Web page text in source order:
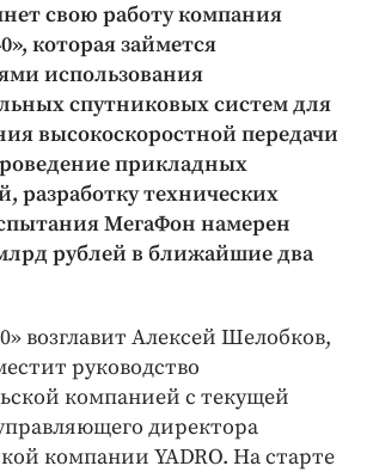
и ЖКХ
свою работу компания
которая займется
использования
спутниковых систем для
высокоскоростной передачи
прикладных
разработку технических
МегаФон намерен
рублей в ближайшие два
возглавит Алексей Шелобков,
руководство
компанией с текущей
директора
компании YADRO. На старте